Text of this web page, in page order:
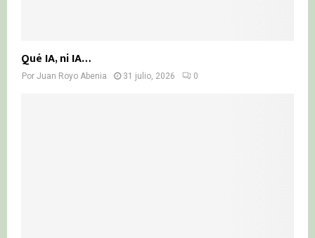
Qué IA, ni IA…
Por Juan Royo Abenia 31 julio, 2026 0